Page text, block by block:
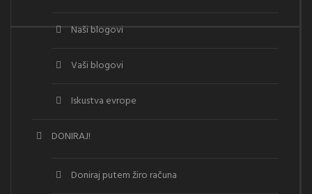
Naši blogovi
Vaši blogovi
Iskustva evrope
DONIRAJ!
Doniraj putem žiro računa